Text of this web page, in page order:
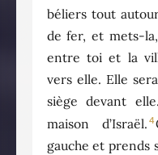
béliers tout
de fer, et mets-
entre toi et la
vers elle. Elle
siège devant
maison d’Israël. 4
gauche et prends